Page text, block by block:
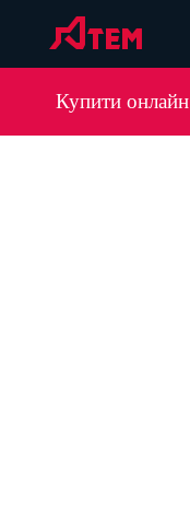
Купити онлайн